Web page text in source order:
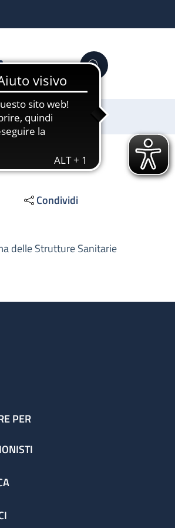
YouTube Cerca
Condividi
delle Strutture Sanitarie
PER